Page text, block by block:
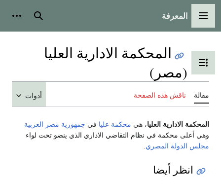
القائمة الرئيسية
المعرفة بحث
تبديل عرض جدول المحتويات
المحكمة الادارية العليا
(مصر)
مقالة ناقش هذه الصفحة أدوات
المحكمة الادارية العليا، هي محكمة عليا في جمهورية مصر العربية
وهي أعلى محكمة في نظام التقاضي الاداري الذي ينضو تحت لواء
مجلس الدولة المصري
انظر أيضا